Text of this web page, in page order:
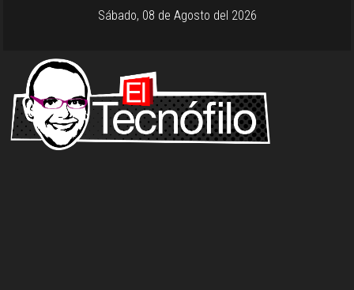
Sábado, 08 de Agosto del 2026